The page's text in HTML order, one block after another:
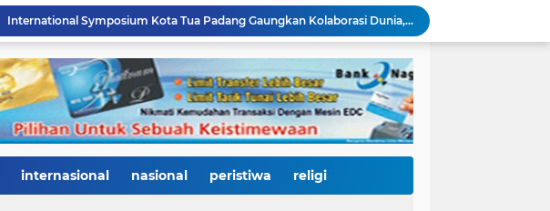
2.334 Peserta Padati Auditorium UNP, Fadly Amran Ajak Dunia Pendidikan Bersatu Wujudkan 'Padang Juara' Berdaya Saing Global
3.000 Mahasiswa Baru UNP Ikuti Police Goes To Campus, Ditlantas Polda Sumbar Tanamkan Budaya Tertib Berlalu Lintas Sejak Hari Pertama Kuliah
Open Ship Kapal Teluk Kendari Diprediksi Diserbu Pengunjung, Trans Padang Ubah Rute Koridor 2 dan 4, Tarif Seluruh Koridor Cuma Rp1
Tak Gentar Medan Ekstrem, Tim Trisula Polres Solok Selatan Sisir Sungai Bangko, Police Line Dipasang di Lokasi Dugaan Tambang Emas Ilegal
Depan SMAN 2 Payakumbuh Jadi Lokasi Penangkapan, Satresnarkoba Amankan Terduga Penyalahguna Narkotika dengan Barang Bukti 12,58 Gram Ganja
Merah Putih Berkibar, 500 Bendera Dibagikan untuk Menyalakan Semangat Kemerdekaan di Dharmasraya
KRI Teluk Kendari-518 Bersandar di Teluk Bayur, Hadiah Istimewa HJK Padang ke-357: Warga Diajak Naik Kapal Perang Gratis
internasional nasional peristiwa religi